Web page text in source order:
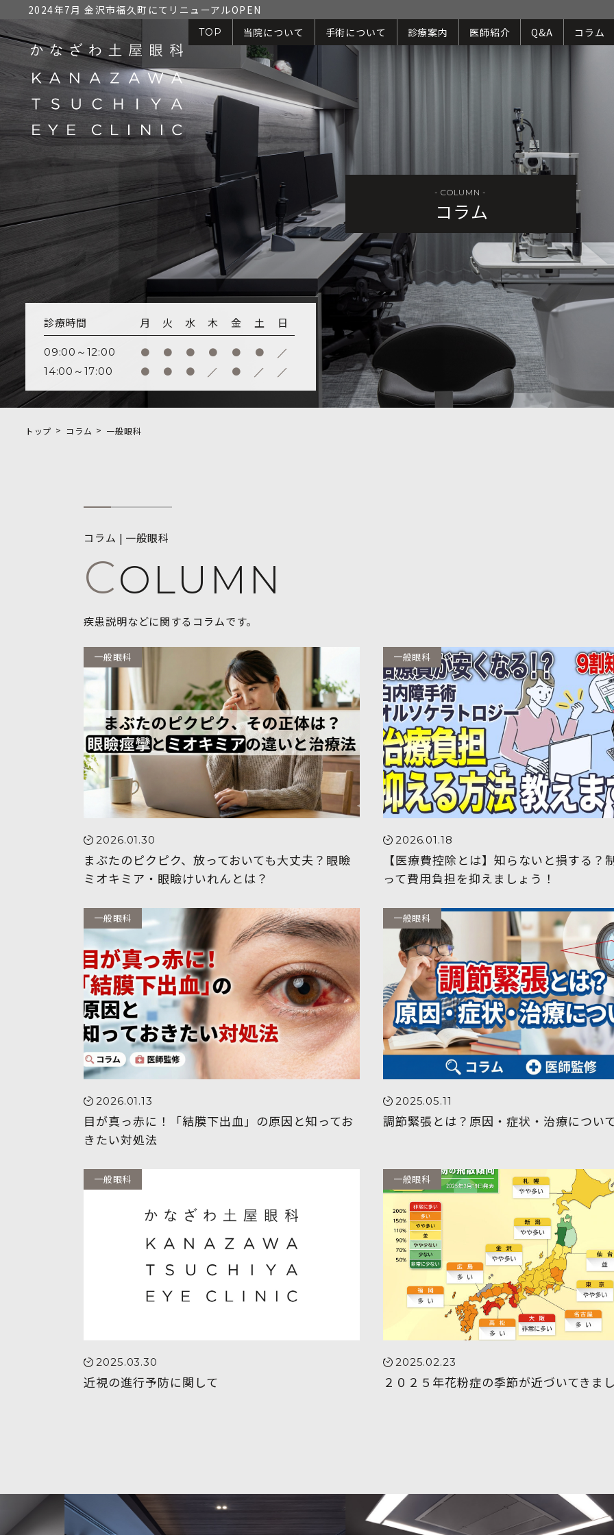
2024年7月 金沢市福久町にてリニューアルOPEN
TOP 当院について 手術について 診療案内 医師紹介 Q&A コラム
- COLUMN -
コラム
診療時間 月 火 水 木 金 土 日
09:00～12:00 ● ● ● ● ● ● /
14:00～17:00 ● ● ● / ● / /
トップ コラム 一般眼科
コラム | 一般眼科
COLUMN
疾患説明などに関するコラムです。
2026.01.30
まぶたのピクピク、放っておいても大丈夫？眼瞼
ミオキミア・眼瞼けいれんとは？
一般眼科
2026.01.18
【医療費控除とは】知らないと損する？
って費用負担を抑えましょう！
一般眼科
2026.01.13
目が真っ赤に！「結膜下出血」の原因と知ってお
きたい対処法
一般眼科
2025.05.11
調節緊張とは？原因・症状・治療につい
一般眼科
2025.03.30
近視の進行予防に関して
一般眼科
2025.02.23
２０２５年花粉症の季節が近づいてきま
一般眼科